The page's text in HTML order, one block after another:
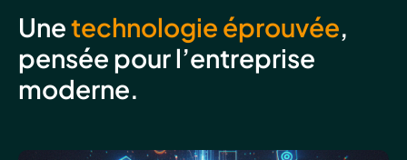
Unetechnologie éprouvée,
pensée pour l’entreprise
moderne.